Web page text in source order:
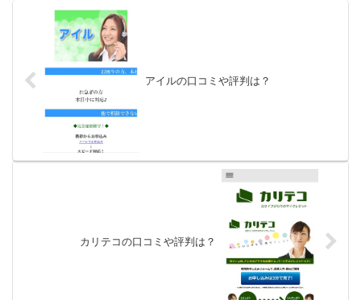
アイルの口コミや評判は？
カリテコの口コミや評判は？